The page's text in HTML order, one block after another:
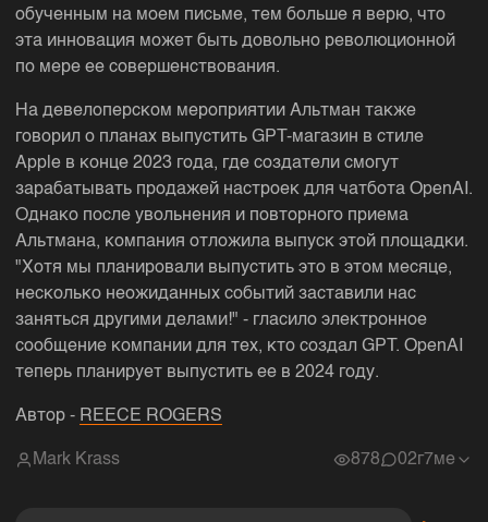
обученным на моем письме, тем больше я верю, что
эта инновация может быть довольно революционной
по мере ее совершенствования.
На девелоперском мероприятии Альтман также
говорил о планах выпустить GPT-магазин в стиле
Apple в конце 2023 года, где создатели смогут
зарабатывать продажей настроек для чатбота OpenAI.
Однако после увольнения и повторного приема
Альтмана, компания отложила выпуск этой площадки.
"Хотя мы планировали выпустить это в этом месяце,
несколько неожиданных событий заставили нас
заняться другими делами!" - гласило электронное
сообщение компании для тех, кто создал GPT. OpenAI
теперь планирует выпустить ее в 2024 году.
Автор - REECE ROGERS
Mark Krass 878 02г7ме